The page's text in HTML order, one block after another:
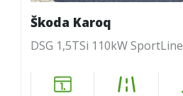
Škoda Karoq
DSG 1,5TSi 110kW SportLine